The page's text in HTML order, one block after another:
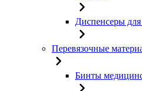
Диспенсеры
Перевязочные
Бинты